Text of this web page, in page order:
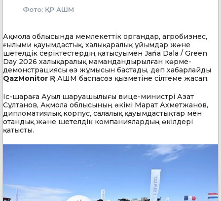
Фото: ҚР АШМ
Ақмола облысында мемлекеттік органдар, агробизнес,
ғылыми қауымдастық, халықаралық ұйымдар және
шетелдік серіктестердің қатысуымен Jańa Dala / Green
Day 2026 халықаралық мамандандырылған көрме-
демонстрациясы өз жұмысын бастады, деп хабарлайды
QazMonitor ҚР АШМ баспасөз қызметіне сілтеме жасап.
Іс-шараға Ауыл шаруашылығы вице-министрі Азат
Сұлтанов, Ақмола облысының әкімі Марат Ахметжанов,
дипломатиялық корпус, салалық қауымдастықтар мен
отандық және шетелдік компаниялардың өкілдері
қатысты.